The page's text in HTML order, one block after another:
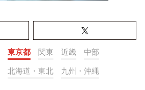
東京都 関東 近畿 中部
北海道・東北 九州・沖縄